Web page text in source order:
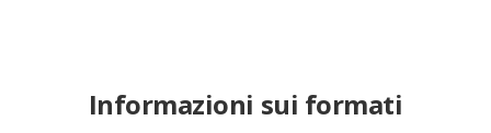
Informazioni sui formati